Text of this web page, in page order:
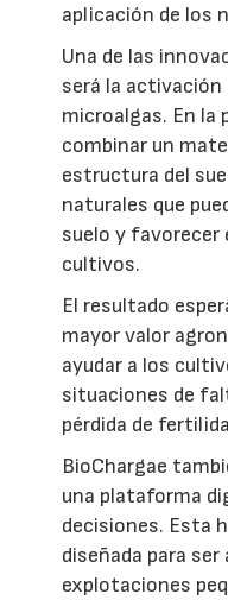
aplicación de los
Una de las
será la activación
microalgas. En
combinar un
estructura del
naturales que
suelo y favorecer
cultivos.
El resultado
mayor valor
ayudar a los
situaciones de
pérdida de
BioChargae
una plataforma
decisiones. Esta
diseñada para
explotaciones